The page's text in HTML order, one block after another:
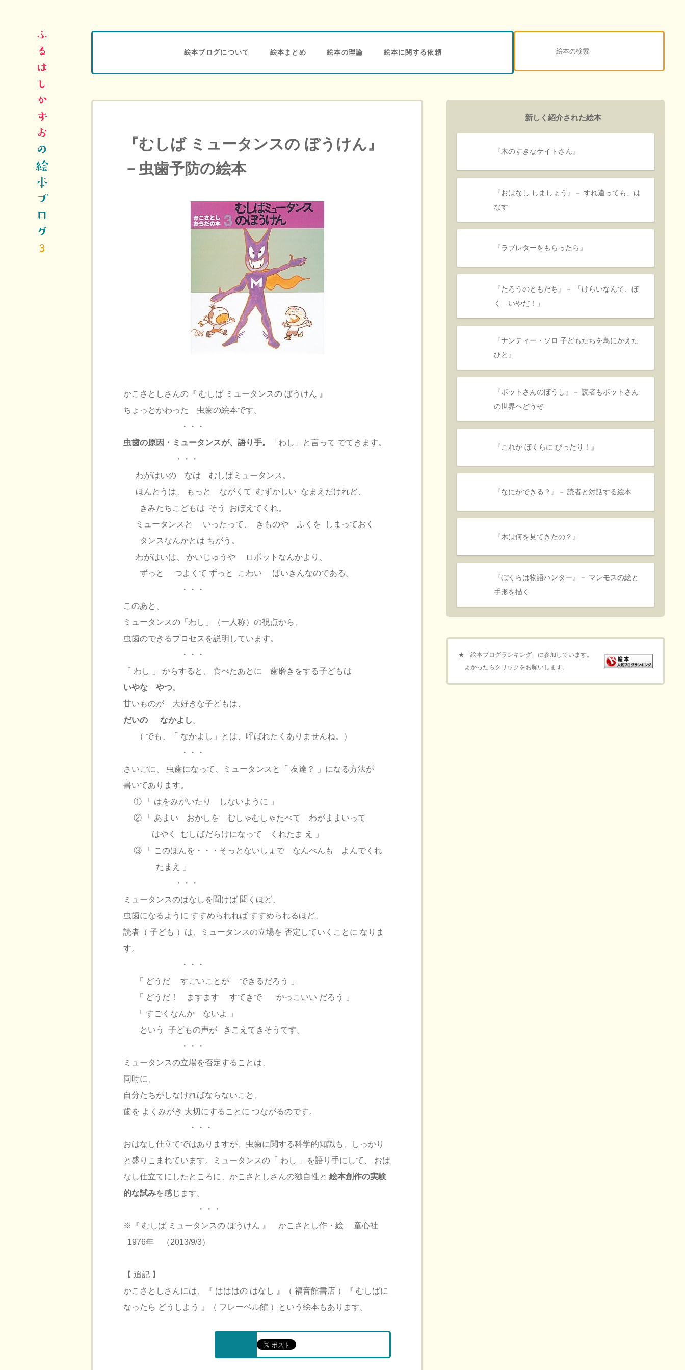
絵本ブログについて 絵本まとめ 絵本の理論 絵本に関する依頼
『むしば ミュータンスの ぼうけん』
－虫歯予防の絵本
かこさとしさんの『 むしば ミュータンスの ぼうけん 』
ちょっとかわった 虫歯の絵本です。
・・・
虫歯の原因・ミュータンスが、語り手。
「わし」と言って でてきます。
・・・
わがはいの なは むしばミュータンス。
ほんとうは、 もっと ながくて むずかしい なまえだけれど、
きみたちこどもは そう おぼえてくれ。
ミュータンスと いったって、 きものや ふくを しまっておく
タンスなんかとは ちがう。
わがはいは、 かいじゅうや ロボットなんかより、
ずっと つよくて ずっと こわい ばいきんなのである。
・・・
このあと、
ミュータンスの「わし」（一人称）の視点から、
虫歯のできるプロセスを説明しています。
・・・
「 わし 」 からすると、 食べたあとに 歯磨きをする子どもは
いやな やつ。
甘いものが 大好きな子どもは、
だいの なかよし 。
（ でも、「 なかよし」とは、呼ばれたくありませんね。）
・・・
さいごに、 虫歯になって、ミュータンスと「 友達？ 」になる方法が
書いてあります。
① 「 はをみがいたり しないように 」
② 「 あまい おかしを むしゃむしゃたべて わがままいって
はやく むしばだらけになって くれたま え 」
③ 「 このほんを・・・そっとないしょで なんべんも よんでくれ
たまえ 」
・・・
ミュータンスのはなしを聞けば 聞くほど、
虫歯になるように すすめられれば すすめられるほど、
読者（ 子ども ）は、ミュータンスの立場を 否定していくことに なりま
す。
・・・
「 どうだ すごいことが できるだろう 」
「 どうだ！ ますます すてきで かっこいい だろう 」
「 すごくなんか ないよ 」
という 子どもの声が きこえてきそうです。
・・・
ミュータンスの立場を否定することは、
同時に、
自分たちがしなければならないこと、
歯を よくみがき 大切にすることに つながるのです。
・・・
おはなし仕立てではありますが、虫歯に関する科学的知識も、しっかり
と盛りこまれています。ミュータンスの「 わし 」を語り手にして、 おは
なし仕立てにしたところに、かこさとしさんの独自性と絵本創作の実験
的な試みを感じます。
・・・
※『 むしば ミュータンスの ぼうけん 』 かこさとし作・絵 童心社
1976年 （2013/9/3）
【 追記 】
かこさとしさんには、『 はははの はなし 』（ 福音館書店 ）『 むしばに
なったら どうしよう 』（ フレーベル館 ）という絵本もあります。
新しく紹介された絵本
『木のすきなケイトさん』
『おはなし しましょう』－ すれ違っても、は
なす
『ラブレターをもらったら』
『たろうのともだち』－ 「けらいなんて、ぼ
く いやだ！」
『ナンティー・ソロ 子どもたちを鳥にかえた
ひと』
『ポットさんのぼうし』－ 読者もポットさん
の世界へどうぞ
『これが ぼくらに ぴったり！』
『なにができる？』－ 読者と対話する絵本
『木は何を見てきたの？』
『ぼくらは物語ハンター』－ マンモスの絵と
手形を描く
★「絵本ブログランキング」に参加しています。
よかったらクリックをお願いします。